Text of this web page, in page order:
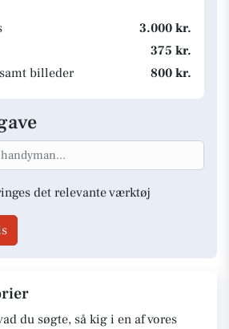
3.000 kr.
375 kr.
billeder
800 kr.
det relevante værktøj
du søgte, så kig i en af vores